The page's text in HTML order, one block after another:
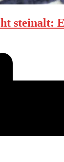
steinalt: